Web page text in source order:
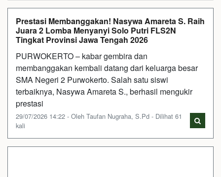
Prestasi Membanggakan! Nasywa Amareta S. Raih
Juara 2 Lomba Menyanyi Solo Putri FLS2N
Tingkat Provinsi Jawa Tengah 2026
PURWOKERTO – kabar gembira dan
membanggakan kembali datang dari keluarga besar
SMA Negeri 2 Purwokerto. Salah satu siswi
terbaiknya, Nasywa Amareta S., berhasil mengukir
prestasi
29/07/2026 14:22 - Oleh Taufan Nugraha, S.Pd - Dilihat 61
kali